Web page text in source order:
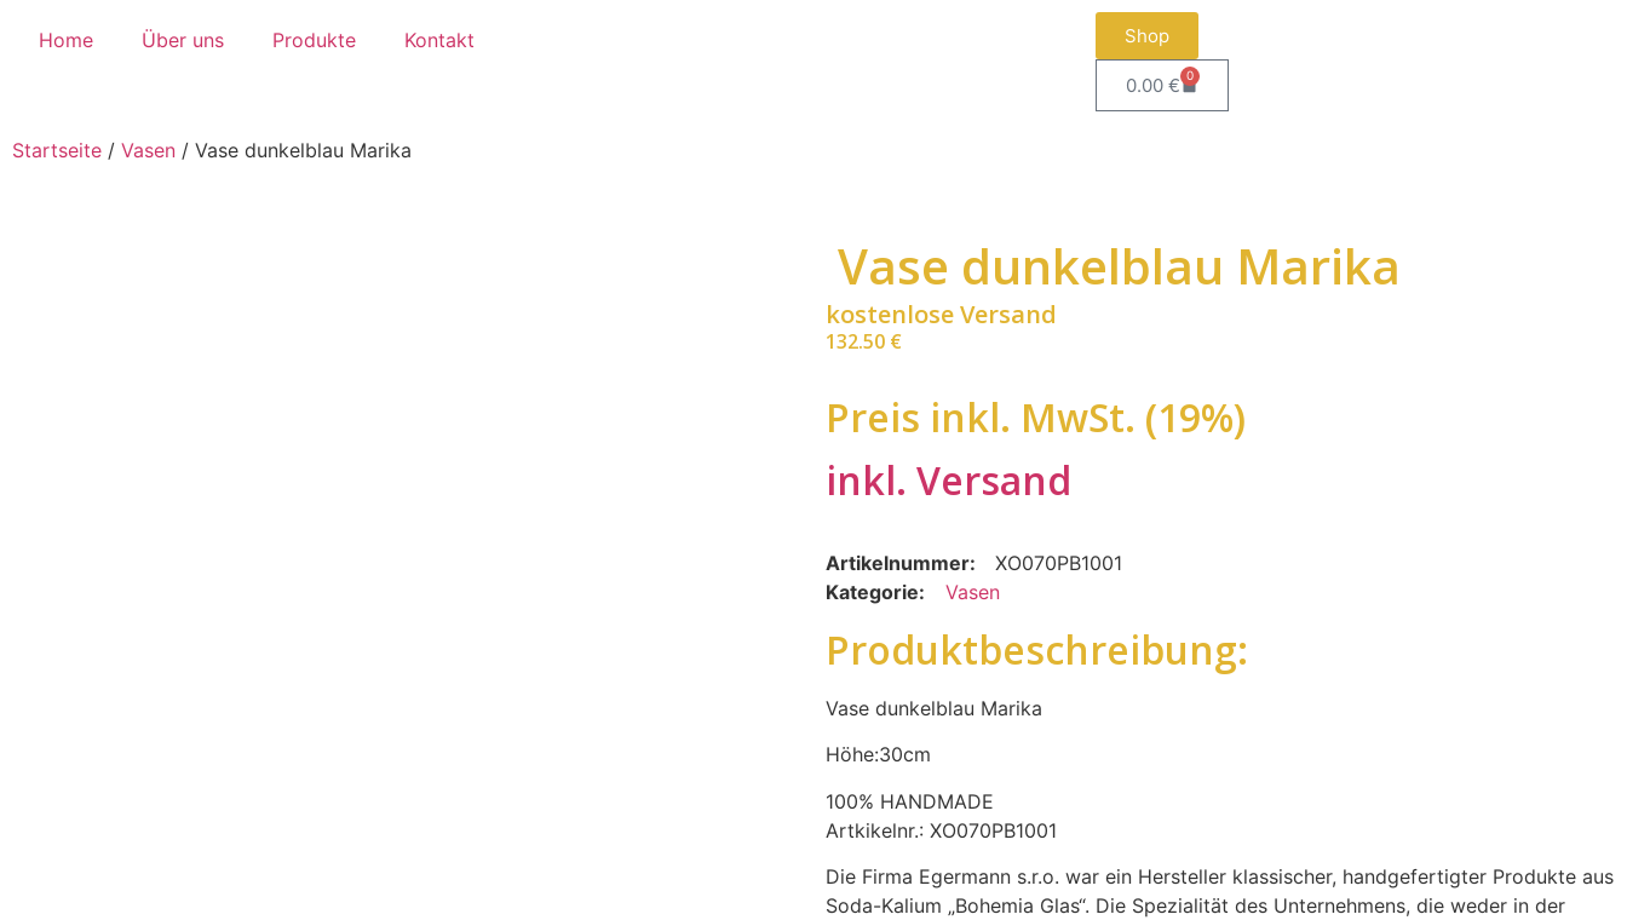
Home Über uns Produkte Kontakt Shop
0.00€ 0
Startseite / Vasen / Vase dunkelblau Marika
Vase dunkelblau Marika
kostenlose Versand
132.50 €
Preis inkl. MwSt. (19%)
inkl. Versand
Artikelnummer: XO070PB1001
Kategorie:
Vasen
Produktbeschreibung:
Vase dunkelblau Marika
Höhe:30cm
100% HANDMADE
Artkikelnr.: XO070PB1001
Die Firma Egermann s.r.o. war ein Hersteller klassischer, handgefertigter Produkte aus
Soda-Kalium „Bohemia Glas“. Die Spezialität des Unternehmens, die weder in der